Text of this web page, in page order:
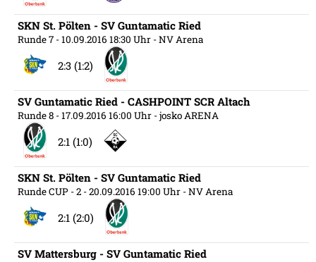
SKN St. Pölten - SV Guntamatic Ried
Runde 7 - 10.09.2016 18:30 Uhr - NV Arena
2:3 (1:2)
SV Guntamatic Ried - CASHPOINT SCR Altach
Runde 8 - 17.09.2016 16:00 Uhr - josko ARENA
2:1 (1:0)
SKN St. Pölten - SV Guntamatic Ried
Runde CUP - 2 - 20.09.2016 19:00 Uhr - NV Arena
2:1 (2:0)
SV Mattersburg - SV Guntamatic Ried